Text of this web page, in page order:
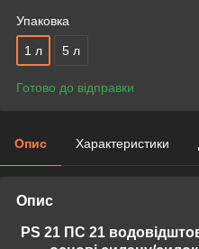
Упаковка
1 л 5 л
Готово до відправки
Опис Характеристики
Опис
PS 21 ПС 21